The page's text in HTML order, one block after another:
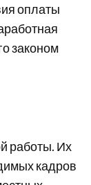
оплаты
законом
работы. Их
кадров